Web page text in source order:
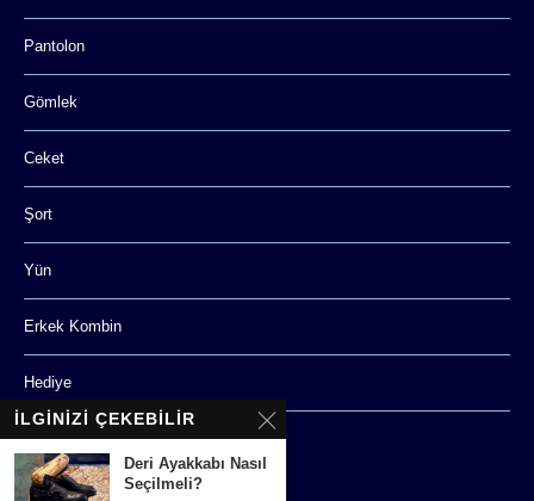
Pantolon
Gömlek
Ceket
Şort
Yün
Erkek Kombin
Hediye
Aksesuar
SAYFALAR
İLGINIZI ÇEKEBILIR
Deri Ayakkabı Nasıl
Seçilmeli?